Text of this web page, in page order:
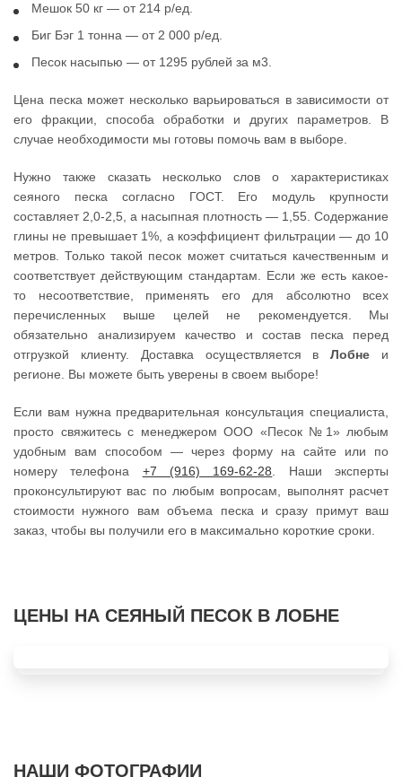
Мешок 50 кг — от 214 р/ед.
Биг Бэг 1 тонна — от 2 000 р/ед.
Песок насыпью — от 1295 рублей за м3.
Цена песка может несколько варьироваться в зависимости от
его фракции, способа обработки и других параметров. В
случае необходимости мы готовы помочь вам в выборе.
Нужно также сказать несколько слов о характеристиках
сеяного песка согласно ГОСТ. Его модуль крупности
составляет 2,0-2,5, а насыпная плотность — 1,55. Содержание
глины не превышает 1%, а коэффициент фильтрации — до 10
метров. Только такой песок может считаться качественным и
соответствует действующим стандартам. Если же есть какое-
то несоответствие, применять его для абсолютно всех
перечисленных выше целей не рекомендуется. Мы
обязательно анализируем качество и состав песка перед
отгрузкой клиенту. Доставка осуществляется вЛобне и
регионе. Вы можете быть уверены в своем выборе!
Если вам нужна предварительная консультация специалиста,
просто свяжитесь с менеджером ООО «Песок №1» любым
удобным вам способом — через форму на сайте или по
номеру телефона +7 (916) 169-62-28 . Наши эксперты
проконсультируют вас по любым вопросам, выполнят расчет
стоимости нужного вам объема песка и сразу примут ваш
заказ, чтобы вы получили его в максимально короткие сроки.
ЦЕНЫ НА СЕЯНЫЙ ПЕСОК В ЛОБНЕ
НАШИ ФОТОГРАФИИ